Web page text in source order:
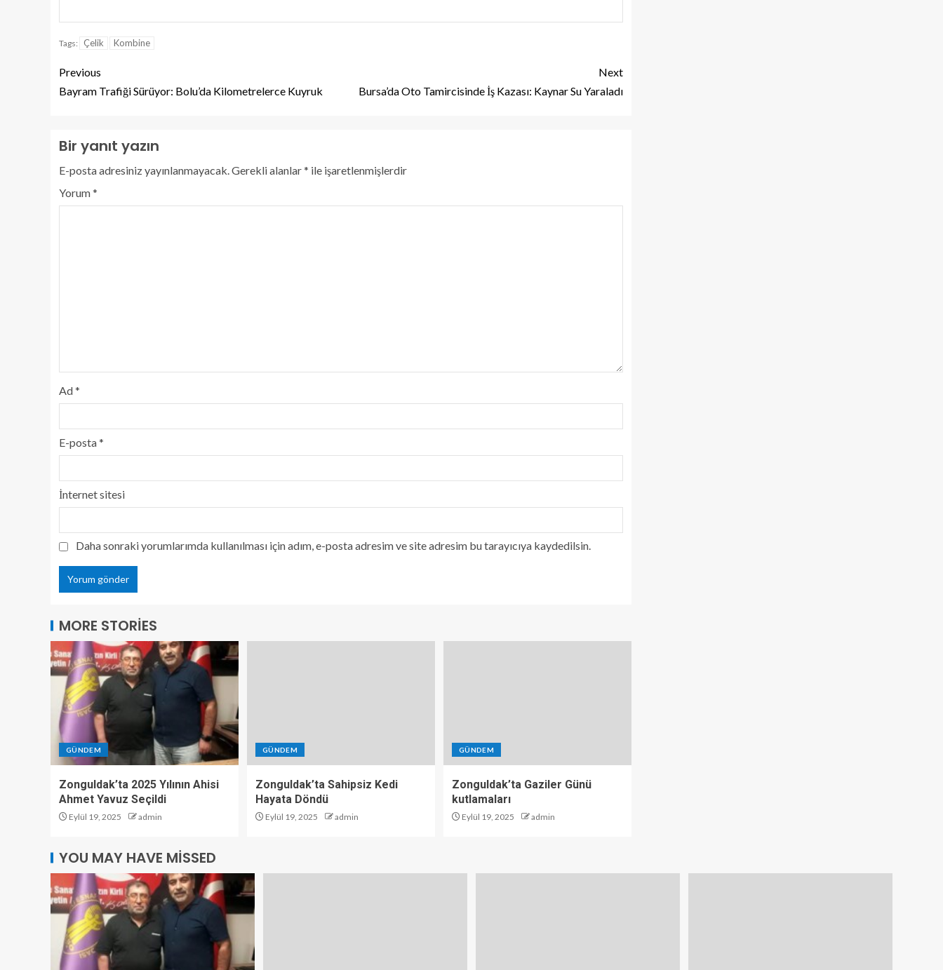
Tags: Çelik Kombine
Previous
Bayram Trafiği Sürüyor: Bolu’da Kilometrelerce Kuyruk
Next
Bursa’da Oto Tamircisinde İş Kazası: Kaynar Su Yaraladı
Bir yanıt yazın
E-posta adresiniz yayınlanmayacak.Gerekli alanlar* ile işaretlenmişlerdir
Yorum*
Ad*
E-posta*
İnternet sitesi
Daha sonraki yorumlarımda kullanılması için adım, e-posta adresim ve site adresim bu tarayıcıya kaydedilsin.
MORE STORIES
GÜNDEM
Zonguldak’ta 2025 Yılının Ahisi
Ahmet Yavuz Seçildi
Eylül 19, 2025 admin
GÜNDEM
Zonguldak’ta Sahipsiz Kedi
Hayata Döndü
Eylül 19, 2025 admin
GÜNDEM
Zonguldak’ta Gaziler Günü
kutlamaları
Eylül 19, 2025 admin
YOU MAY HAVE MISSED